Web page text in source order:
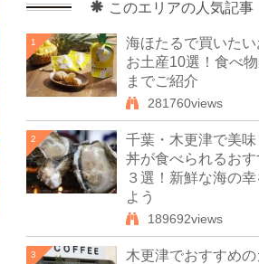
このエリアの人気記事
1
海ほたるで買いた
お土産10選！食べ
までご紹介
281760views
2
千葉・木更津で美
丼が食べられるお
３選！新鮮な海の
よう
189692views
3
木更津でおすすめの